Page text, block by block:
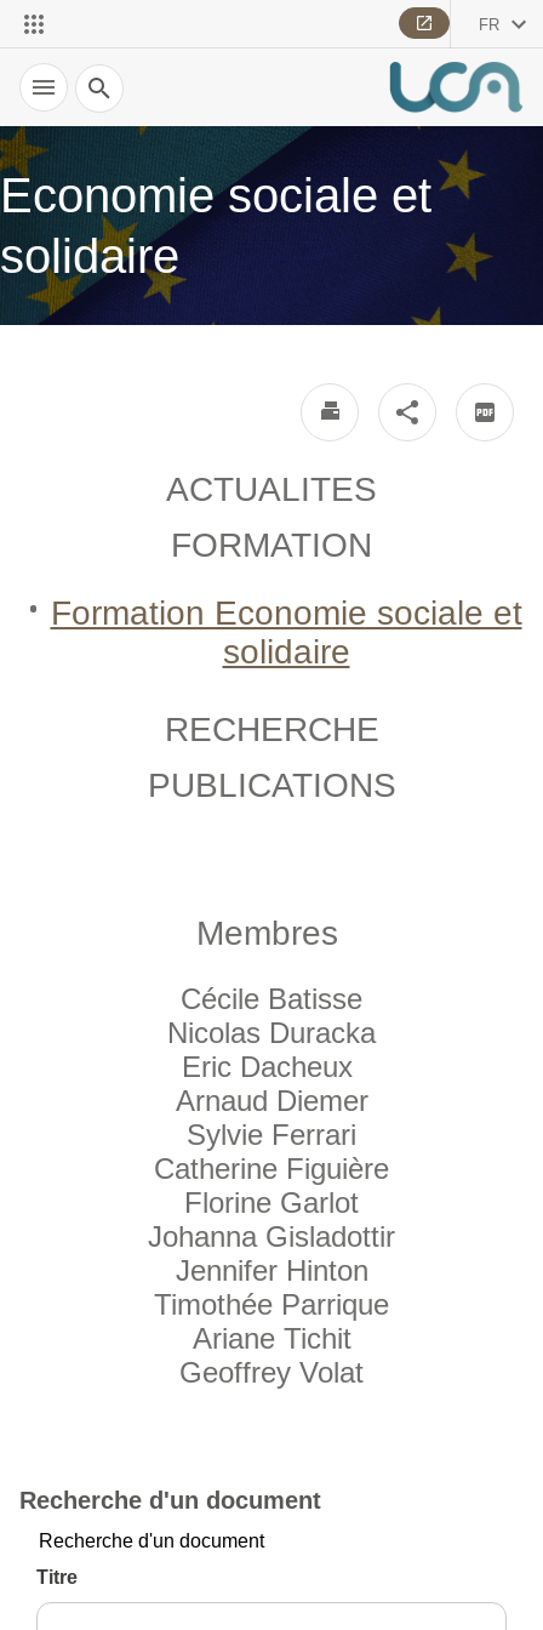
FR
Recherche
Economie sociale et
solidaire
ACTUALITES
FORMATION
Formation Economie sociale et
solidaire
RECHERCHE
PUBLICATIONS
Membres
Cécile Batisse
Nicolas Duracka
Eric Dacheux
Arnaud Diemer
Sylvie Ferrari
Catherine Figuière
Florine Garlot
Johanna Gisladottir
Jennifer Hinton
Timothée Parrique
Ariane Tichit
Geoffrey Volat
Recherche d'un document
Recherche d'un document
Titre